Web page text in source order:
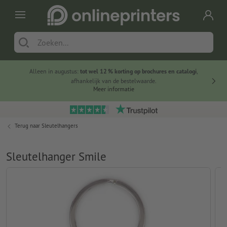
Alleen in augustus: tot wel 12 % korting op brochures en catalogi,
afhankelijk van de bestelwaarde.
Meer informatie
Terug naar Sleutelhangers
Sleutelhanger Smile